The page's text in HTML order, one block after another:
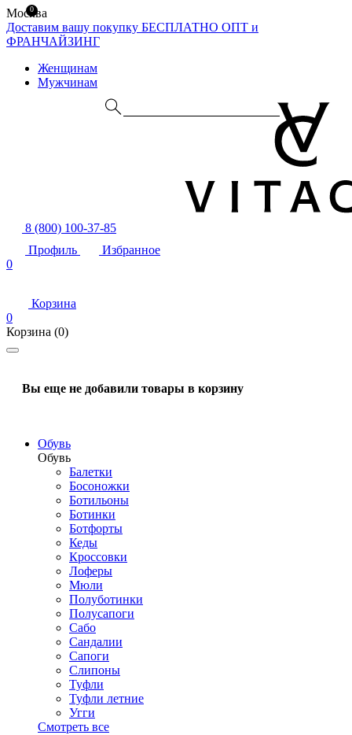
Москва
Доставим вашу покупку БЕСПЛАТНО ОПТ и
ФРАНЧАЙЗИНГ
Женщинам
Мужчинам
8 (800) 100-37-85
Профиль
Избранное
0
Корзина
0
Корзина (0)
Вы еще не добавили товары в корзину
Обувь
Обувь
Балетки
Босоножки
Ботильоны
Ботинки
Ботфорты
Кеды
Кроссовки
Лоферы
Мюли
Полуботинки
Полусапоги
Сабо
Сандалии
Сапоги
Слипоны
Туфли
Туфли летние
Угги
Смотреть все
0